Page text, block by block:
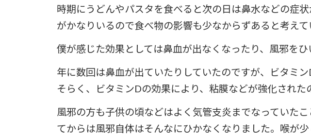
時期にうどんやパスタを食べると次の日は鼻水などの症
がかなりいるので食べ物の影響も少なからずあると考えて
僕が感じた効果としては鼻血が出なくなったり、風邪をひ
年に数回は鼻血が出ていたりしていたのですが、ビタミ
そらく、ビタミンDの効果により、粘膜などが強化された
風邪の方も子供の頃などはよく気管支炎までなっていた
てからは風邪自体はそんなにひかなくなりました。喉が